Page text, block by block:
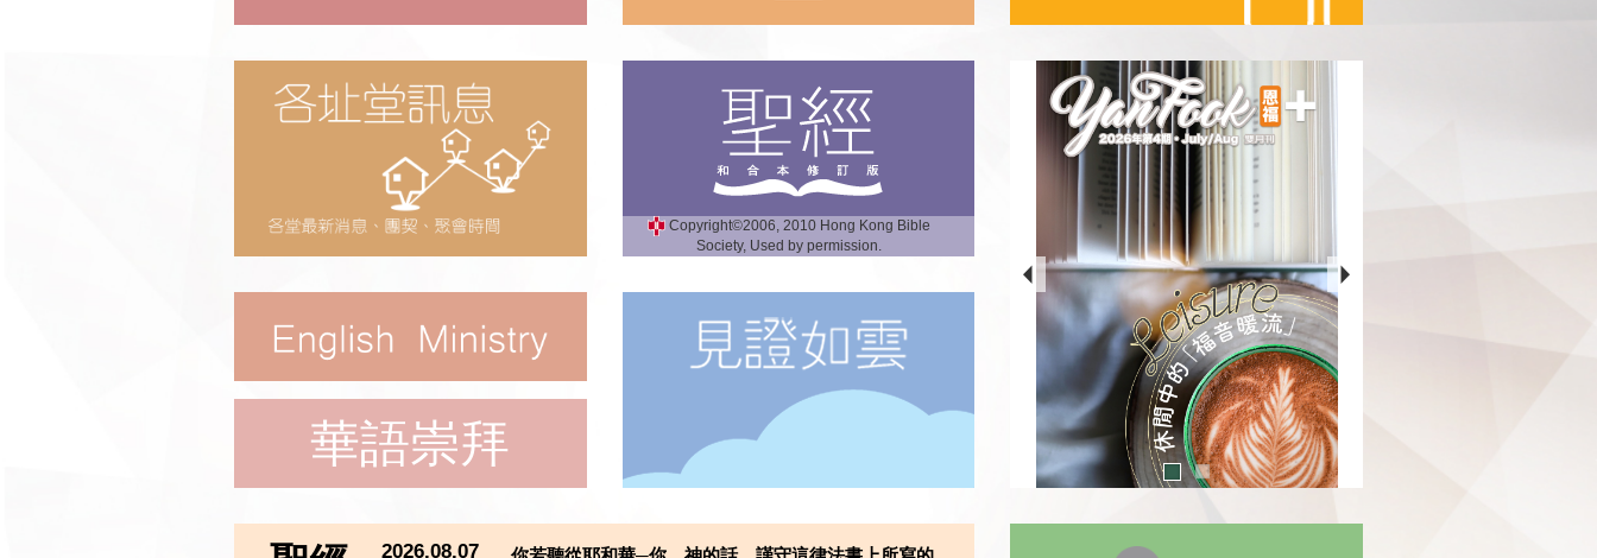
華語崇拜
Copyright©2006, 2010 Hong Kong Bible
Society, Used by permission.
2026.08.07